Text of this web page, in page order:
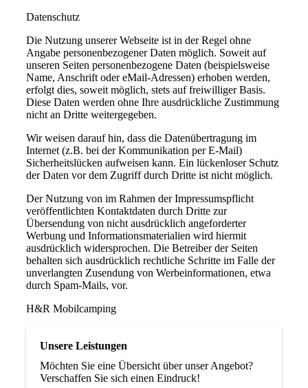
Datenschutz
Die Nutzung unserer Webseite ist in der Regel ohne
Angabe personenbezogener Daten möglich. Soweit auf
unseren Seiten personenbezogene Daten (beispielsweise
Name, Anschrift oder eMail-Adressen) erhoben werden,
erfolgt dies, soweit möglich, stets auf freiwilliger Basis.
Diese Daten werden ohne Ihre ausdrückliche Zustimmung
nicht an Dritte weitergegeben.
Wir weisen darauf hin, dass die Datenübertragung im
Internet (z.B. bei der Kommunikation per E-Mail)
Sicherheitslücken aufweisen kann. Ein lückenloser Schutz
der Daten vor dem Zugriff durch Dritte ist nicht möglich.
Der Nutzung von im Rahmen der Impressumspflicht
veröffentlichten Kontaktdaten durch Dritte zur
Übersendung von nicht ausdrücklich angeforderter
Werbung und Informationsmaterialien wird hiermit
ausdrücklich widersprochen. Die Betreiber der Seiten
behalten sich ausdrücklich rechtliche Schritte im Falle der
unverlangten Zusendung von Werbeinformationen, etwa
durch Spam-Mails, vor.
H&R Mobilcamping
Unsere Leistungen
Möchten Sie eine Übersicht über unser Angebot?
Verschaffen Sie sich einen Eindruck!